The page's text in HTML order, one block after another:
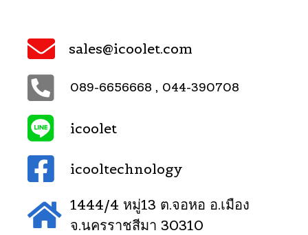
sales@icoolet.com
089-6656668 , 044-390708
icoolet
icooltechnology
1444/4 หมู่13 ต.จอหอ อ.เมือง
จ.นครราชสีมา 30310